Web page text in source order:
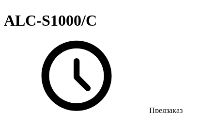
ALC-S1000/C
Предзаказ